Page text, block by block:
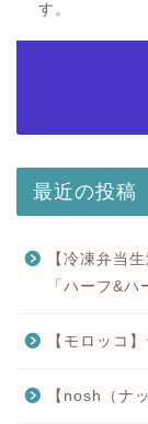
す。
最近の投稿
【冷凍弁当
「ハーフ&
【モロッコ
【nosh（ナ